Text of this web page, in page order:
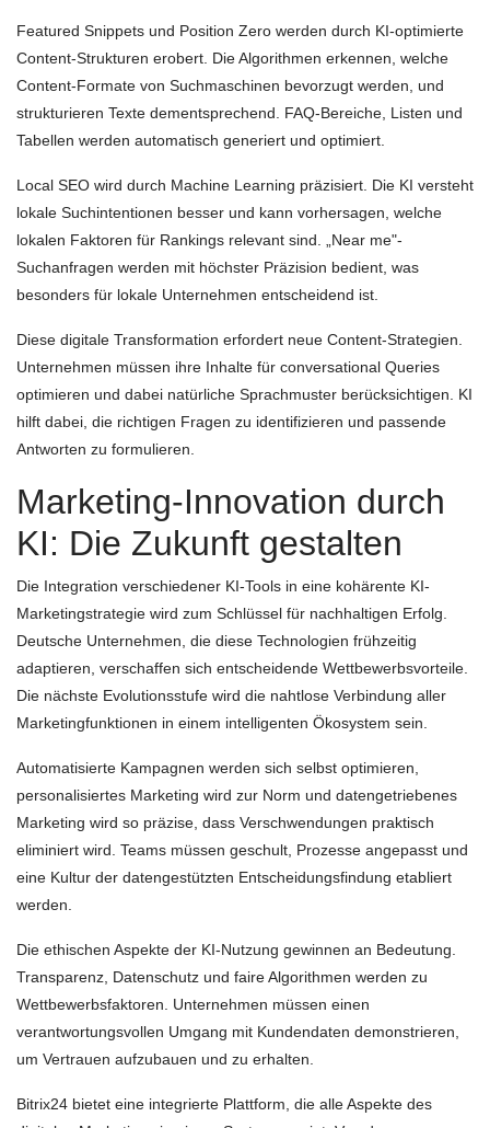
Featured Snippets und Position Zero werden durch KI-optimierte
Content-Strukturen erobert. Die Algorithmen erkennen, welche
Content-Formate von Suchmaschinen bevorzugt werden, und
strukturieren Texte dementsprechend. FAQ-Bereiche, Listen und
Tabellen werden automatisch generiert und optimiert.
Local SEO wird durch Machine Learning präzisiert. Die KI versteht
lokale Suchintentionen besser und kann vorhersagen, welche
lokalen Faktoren für Rankings relevant sind. „Near me"-
Suchanfragen werden mit höchster Präzision bedient, was
besonders für lokale Unternehmen entscheidend ist.
Diese digitale Transformation erfordert neue Content-Strategien.
Unternehmen müssen ihre Inhalte für conversational Queries
optimieren und dabei natürliche Sprachmuster berücksichtigen. KI
hilft dabei, die richtigen Fragen zu identifizieren und passende
Antworten zu formulieren.
Marketing-Innovation durch
KI: Die Zukunft gestalten
Die Integration verschiedener KI-Tools in eine kohärente KI-
Marketingstrategie wird zum Schlüssel für nachhaltigen Erfolg.
Deutsche Unternehmen, die diese Technologien frühzeitig
adaptieren, verschaffen sich entscheidende Wettbewerbsvorteile.
Die nächste Evolutionsstufe wird die nahtlose Verbindung aller
Marketingfunktionen in einem intelligenten Ökosystem sein.
Automatisierte Kampagnen werden sich selbst optimieren,
personalisiertes Marketing wird zur Norm und datengetriebenes
Marketing wird so präzise, dass Verschwendungen praktisch
eliminiert wird. Teams müssen geschult, Prozesse angepasst und
eine Kultur der datengestützten Entscheidungsfindung etabliert
werden.
Die ethischen Aspekte der KI-Nutzung gewinnen an Bedeutung.
Transparenz, Datenschutz und faire Algorithmen werden zu
Wettbewerbsfaktoren. Unternehmen müssen einen
verantwortungsvollen Umgang mit Kundendaten demonstrieren,
um Vertrauen aufzubauen und zu erhalten.
Bitrix24 bietet eine integrierte Plattform, die alle Aspekte des